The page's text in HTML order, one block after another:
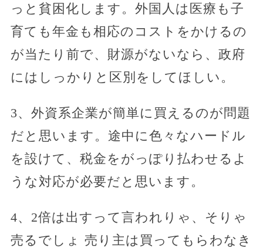
っと貧困化します。外国人は医療も子
育ても年金も相応のコストをかけるの
が当たり前で、財源がないなら、政府
にはしっかりと区別をしてほしい。
3、外資系企業が簡単に買えるのが問題
だと思います。途中に色々なハードル
を設けて、税金をがっぽり払わせるよ
うな対応が必要だと思います。
4、2倍は出すって言われりゃ、そりゃ
売るでしょ 売り主は買ってもらわなき